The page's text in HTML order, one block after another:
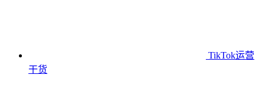
TikTok运营
干货